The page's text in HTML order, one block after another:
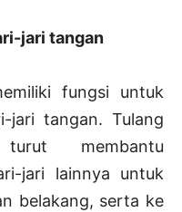
jari tangan
fungsi untuk
jari tangan. Tulang
membantu
jari lainnya untuk
belakang, serta ke